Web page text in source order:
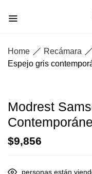
Home Recámara
Espejo gris
Modrest
$9,856
personas están